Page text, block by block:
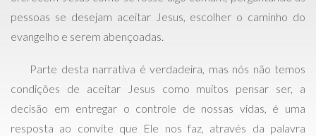
pessoas se desejam aceitar Jesus, escolher o caminho do
evangelho e serem abençoadas.
Parte desta narrativa é verdadeira, mas nós não temos
condições de aceitar Jesus como muitos pensar ser, a
decisão em entregar o controle de nossas vidas, é uma
resposta ao convite que Ele nos faz, através da palavra